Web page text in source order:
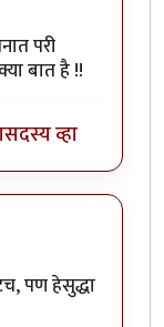
परी
बात है !!
सदस्य व्हा
पण हेसुद्धा